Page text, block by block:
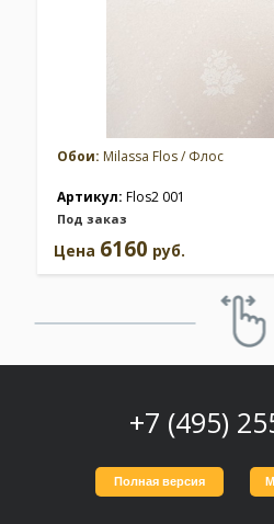
Обои: Milassa Flos / Флос
Артикул: Flos2 001
Под заказ
Цена 6160 руб.
+7 (495)
Полная версия